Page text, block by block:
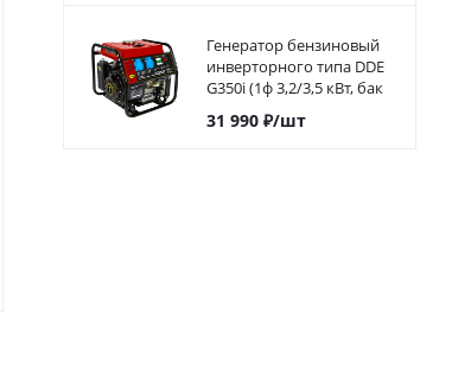
Набор бит ПРАКТИКА
"Профи" 42шт, 25 мм, PH,
PZ, SL, Hex, Torx, Tri-Wing,
Набор бит
"Профи" 35шт,
Генератор бензиновый
инверторного типа DDE
G350i (1ф 3,2/3,5 кВт, бак
5,7 л, дв-ль 7 л.с.)794-968
31 990₽/шт